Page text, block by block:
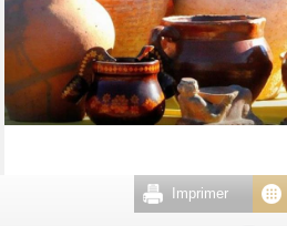
Imprimer